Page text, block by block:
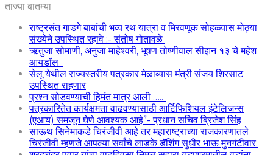
ताज्या बातम्या
राष्ट्रसंत गाडगे बाबांची भव्य रथ यात्रा व मिरवणूक सोहळ्यास मोठ्या
संख्येने उपस्थित रहावे :- संतोष गोतावळे
ऋतुजा सोमाणी, अनुजा माहेश्वरी, भूषण तोष्णीवाल सीझन १३ चे महेश
आयडॉल
सेलू येथील राज्यस्तरीय पत्रकार मेळाव्यास मंत्री संजय शिरसाट
उपस्थित राहणार
प्रश्न सोडवण्याची हिमंत मात्र आली …..
पत्रकारितेत कार्यक्षमता वाढवण्यासाठी आर्टिफिशियल इंटेलिजन्स
(एआय) समजून घेणे आवश्यक आहे”- प्रधान सचिव ब्रिजेश सिंह
साऊथ सिनेमाकडे चिरंजीवी आहे तर महाराष्ट्राच्या राजकारणातले
चिरंजीवी म्हणजे आपल्या सर्वांचे लाडके डॅशिंग सुधीर भाऊ मुनगंटीवार.